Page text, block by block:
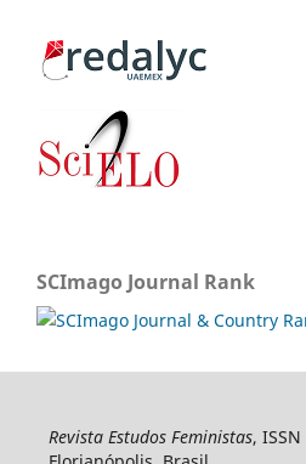
SCImago Journal Rank
Revista Estudos Feministas,